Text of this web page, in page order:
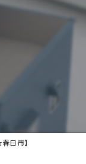
日市】